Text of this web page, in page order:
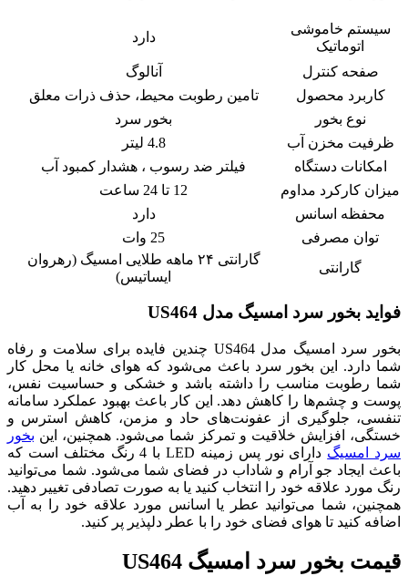
سیستم خاموشی
اتوماتیک
دارد
صفحه کنترل
آنالوگ
کاربرد محصول
تامین رطوبت محیط، حذف ذرات معلق
نوع بخور
بخور سرد
ظرفیت مخزن آب
4.8 لیتر
امکانات دستگاه
فیلتر ضد رسوب ، هشدار کمبود آب
میزان کارکرد مداوم
12 تا 24 ساعت
محفظه اسانس
دارد
توان مصرفی
25 وات
گارانتی
گارانتی ۲۴ ماهه طلایی امسیگ (رهروان
ایساتیس)
فواید بخور سرد امسیگ مدل US464
بخور سرد امسیگ مدل US464 چندین فایده برای سلامت و رفاه
شما دارد. این بخور سرد باعث می‌شود که هوای خانه یا محل کار
شما رطوبت مناسب را داشته باشد و خشکی و حساسیت نفس،
پوست و چشم‌ها را کاهش دهد. این کار باعث بهبود عملکرد سامانه
تنفسی، جلوگیری از عفونت‌های حاد و مزمن، کاهش استرس و
خستگی، افزایش خلاقیت و تمرکز شما می‌شود. همچنین، این بخور
سرد امسیگ
دارای نور پس زمینه LED با 4 رنگ مختلف است که
باعث ایجاد جو آرام و شاداب در فضای شما می‌شود. شما می‌توانید
رنگ مورد علاقه خود را انتخاب کنید یا به صورت تصادفی تغییر دهید.
همچنین، شما می‌توانید عطر یا اسانس مورد علاقه خود را به آب
اضافه کنید تا هوای فضای خود را با عطر دلپذیر پر کنید.
قیمت بخور سرد امسیگ US464